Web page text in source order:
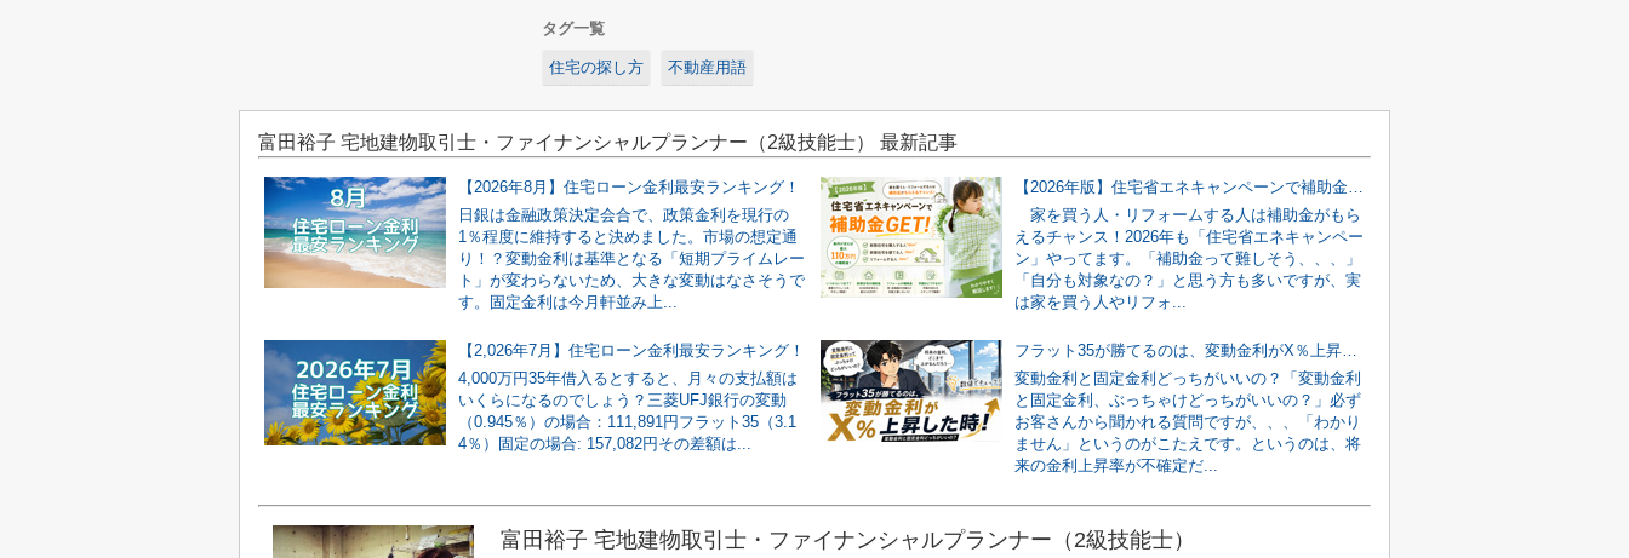
タグ一覧
住宅の探し方 不動産用語
富田裕子 宅地建物取引士・ファイナンシャルプランナー（2級技能士） 最新記事
【2026年8月】住宅ローン金利最安ランキング！
日銀は金融政策決定会合で、政策金利を現行の
1％程度に維持すると決めました。市場の想定通
り！？変動金利は基準となる「短期プライムレー
ト」が変わらないため、大きな変動はなさそうで
す。固定金利は今月軒並み上...
家を買う人・リフォームする人は補助金がもら
えるチャンス！2026年も「住宅省エネキャンペー
ン」やってます。「補助金って難しそう、、、」
「自分も対象なの？」と思う方も多いですが、実
は家を買う人やリフォ...
【2,026年7月】住宅ローン金利最安ランキング！
4,000万円35年借入るとすると、月々の支払額は
いくらになるのでしょう？三菱UFJ銀行の変動
（0.945％）の場合：111,891円フラット35（3.1
4％）固定の場合: 157,082円その差額は...
変動金利と固定金利どっちがいいの？「変動金利
と固定金利、ぶっちゃけどっちがいいの？」必ず
お客さんから聞かれる質問ですが、、、「わかり
ません」というのがこたえです。というのは、将
来の金利上昇率が不確定だ...
富田裕子 宅地建物取引士・ファイナンシャルプランナー（2級技能士）